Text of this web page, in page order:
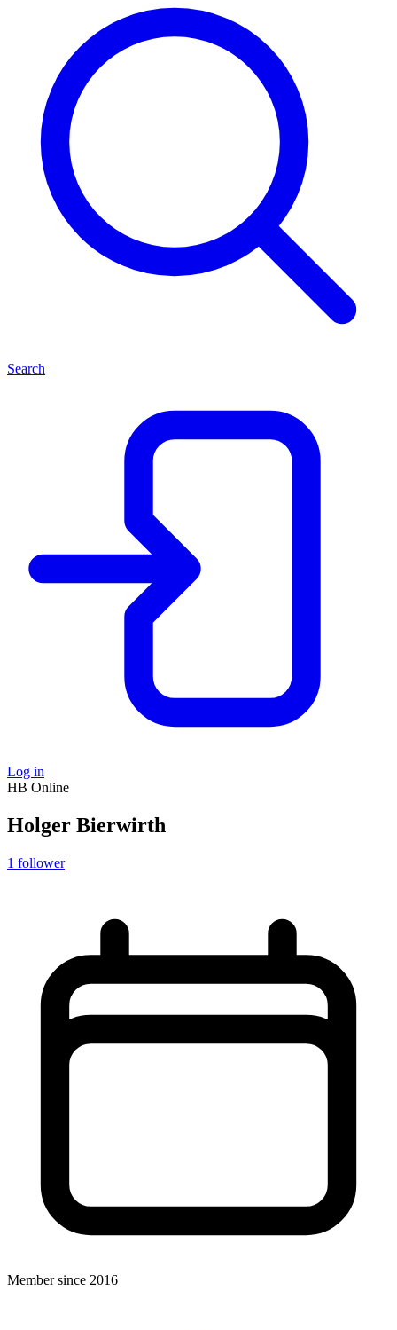
Search
Log in
HB Online
Holger Bierwirth
1 follower
Member since 2016